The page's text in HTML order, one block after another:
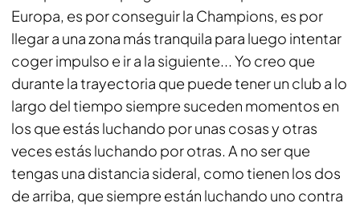
Europa, es por conseguir la Champions, es por
llegar a una zona más tranquila para luego intentar
coger impulso e ir a la siguiente... Yo creo que
durante la trayectoria que puede tener un club a lo
largo del tiempo siempre suceden momentos en
los que estás luchando por unas cosas y otras
veces estás luchando por otras. A no ser que
tengas una distancia sideral, como tienen los dos
de arriba, que siempre están luchando uno contra